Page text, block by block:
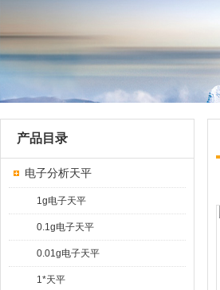
产品目录
电子分析天平
1g电子天平
0.1g电子天平
0.01g电子天平
1*天平